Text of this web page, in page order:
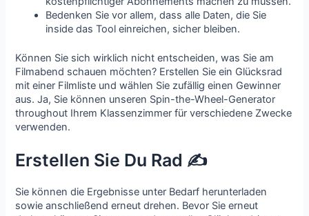
Bedenken Sie vor allem, dass alle Daten, die Sie
inside das Tool einreichen, sicher bleiben.
Können Sie sich wirklich nicht entscheiden, was Sie am
Filmabend schauen möchten? Erstellen Sie ein Glücksrad
mit einer Filmliste und wählen Sie zufällig einen Gewinner
aus. Ja, Sie können unseren Spin-the-Wheel-Generator
throughout Ihrem Klassenzimmer für verschiedene Zwecke
verwenden.
Erstellen Sie Du Rad ✍️
Sie können die Ergebnisse unter Bedarf herunterladen
sowie anschließend erneut drehen. Bevor Sie erneut